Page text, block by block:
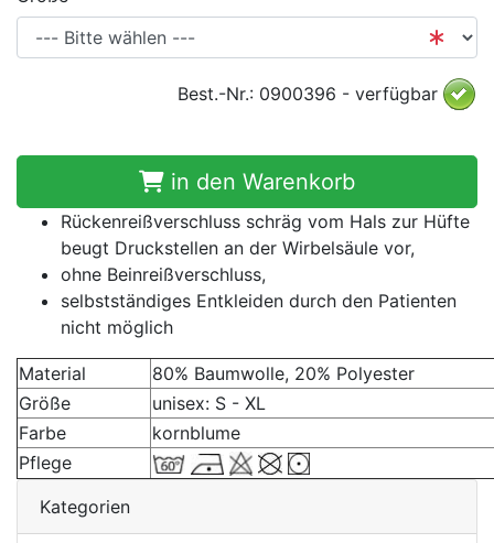
Best.-Nr.: 0900396 - verfügbar
in den Warenkorb
Rückenreißverschluss schräg vom Hals zur Hüfte
beugt Druckstellen an der Wirbelsäule vor,
ohne Beinreißverschluss,
selbstständiges Entkleiden durch den Patienten
nicht möglich
Material
80% Baumwolle, 20% Polyester
Größe
unisex: S - XL
Farbe
kornblume
Pflege
Kategorien